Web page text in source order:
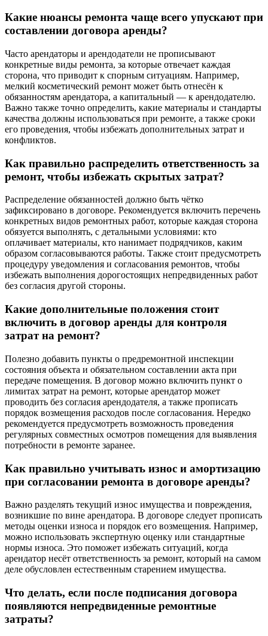
Какие нюансы ремонта чаще всего упускают при
составлении договора аренды?
Часто арендаторы и арендодатели не прописывают
конкретные виды ремонта, за которые отвечает каждая
сторона, что приводит к спорным ситуациям. Например,
мелкий косметический ремонт может быть отнесён к
обязанностям арендатора, а капитальный — к арендодателю.
Важно также точно определить, какие материалы и стандарты
качества должны использоваться при ремонте, а также сроки
его проведения, чтобы избежать дополнительных затрат и
конфликтов.
Как правильно распределить ответственность за
ремонт, чтобы избежать скрытых затрат?
Распределение обязанностей должно быть чётко
зафиксировано в договоре. Рекомендуется включить перечень
конкретных видов ремонтных работ, которые каждая сторона
обязуется выполнять, с детальными условиями: кто
оплачивает материалы, кто нанимает подрядчиков, каким
образом согласовываются работы. Также стоит предусмотреть
процедуру уведомления и согласования ремонтов, чтобы
избежать выполнения дорогостоящих непредвиденных работ
без согласия другой стороны.
Какие дополнительные положения стоит
включить в договор аренды для контроля
затрат на ремонт?
Полезно добавить пункты о предремонтной инспекции
состояния объекта и обязательном составлении акта при
передаче помещения. В договор можно включить пункт о
лимитах затрат на ремонт, которые арендатор может
проводить без согласия арендодателя, а также прописать
порядок возмещения расходов после согласования. Нередко
рекомендуется предусмотреть возможность проведения
регулярных совместных осмотров помещения для выявления
потребности в ремонте заранее.
Как правильно учитывать износ и амортизацию
при согласовании ремонта в договоре аренды?
Важно разделять текущий износ имущества и повреждения,
возникшие по вине арендатора. В договоре следует прописать
методы оценки износа и порядок его возмещения. Например,
можно использовать экспертную оценку или стандартные
нормы износа. Это поможет избежать ситуаций, когда
арендатор несёт ответственность за ремонт, который на самом
деле обусловлен естественным старением имущества.
Что делать, если после подписания договора
появляются непредвиденные ремонтные
затраты?